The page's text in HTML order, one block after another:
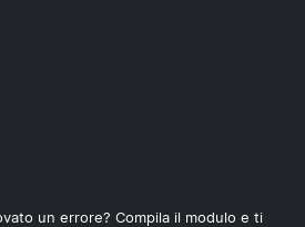
un errore? Compila il modulo e ti